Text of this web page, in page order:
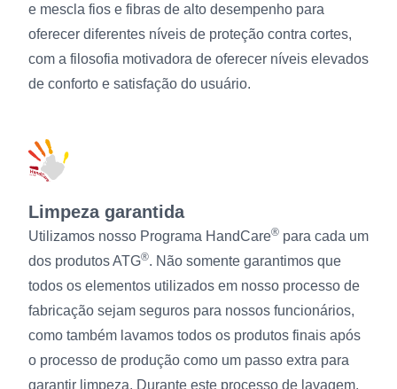
e mescla fios e fibras de alto desempenho para
oferecer diferentes níveis de proteção contra cortes,
com a filosofia motivadora de oferecer níveis elevados
de conforto e satisfação do usuário.
Limpeza garantida
Utilizamos nosso Programa HandCare® para cada um
dos produtos ATG®. Não somente garantimos que
todos os elementos utilizados em nosso processo de
fabricação sejam seguros para nossos funcionários,
como também lavamos todos os produtos finais após
o processo de produção como um passo extra para
garantir limpeza. Durante este processo de lavagem,